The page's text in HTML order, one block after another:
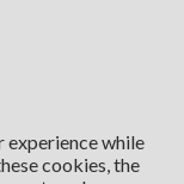
experience while
cookies, the